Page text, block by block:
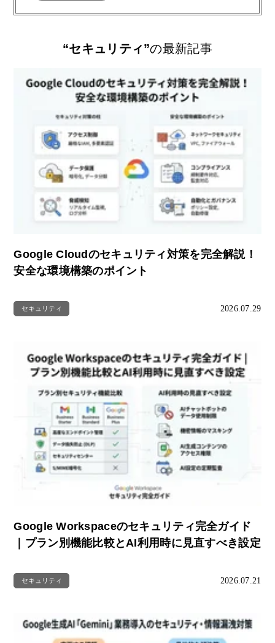
“セキュリティ”の最新記事
Google Cloudのセキュリティ対策を完全解説！
安全な環境構築のポイント
セキュリティ 2026.07.29
Google Workspaceのセキュリティ完全ガイド
｜プラン別機能比較とAI利用時に見直すべき設定
セキュリティ 2026.07.21